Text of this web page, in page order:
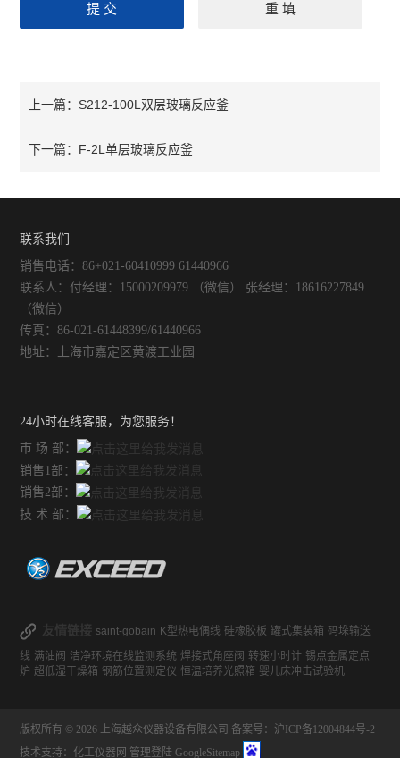
上一篇： S212-100L双层玻璃反应釜
下一篇： F-2L单层玻璃反应釜
联系我们
销售电话：86+021-60410999 61440966
联系人：付经理：15000209979 （微信） 张经理：18616227849
（微信）
传真：86-021-61448399/61440966
地址：上海市嘉定区黄渡工业园
24小时在线客服，为您服务！
市 场 部：
销售1部：
销售2部：
技 术 部：
友情链接 saint-gobain K型热电偶线 硅橡胶板 罐式集装箱 码垛输送
线 满油阀 洁净环境在线监测系统 焊接式角座阀 转速小时计 锡点金属定点
炉 超低湿干燥箱 钢筋位置测定仪 恒温培养光照箱 婴儿床冲击试验机
版权所有 © 2026 上海越众仪器设备有限公司 备案号：沪ICP备12004844号-2
技术支持： 化工仪器网 管理登陆 GoogleSitemap